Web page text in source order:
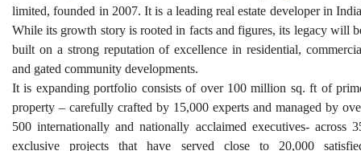
limited, founded in 2007. It is a leading real estate developer in
While its growth story is rooted in facts and figures, its legacy will
built on a strong reputation of excellence in residential,
and gated community developments.
It is expanding portfolio consists of over 100 million sq. ft of
property – carefully crafted by 15,000 experts and managed by
500 internationally and nationally acclaimed executives- across
exclusive projects that have served close to 20,000